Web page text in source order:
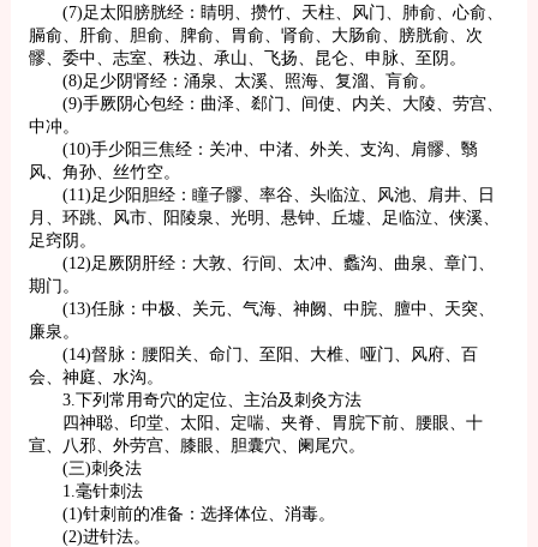
(7)足太阳膀胱经：睛明、攒竹、天柱、风门、肺俞、心俞、
膈俞、肝俞、胆俞、脾俞、胃俞、肾俞、大肠俞、膀胱俞、次
髎、委中、志室、秩边、承山、飞扬、昆仑、申脉、至阴。
(8)足少阴肾经：涌泉、太溪、照海、复溜、肓俞。
(9)手厥阴心包经：曲泽、郄门、间使、内关、大陵、劳宫、
中冲。
(10)手少阳三焦经：关冲、中渚、外关、支沟、肩髎、翳
风、角孙、丝竹空。
(11)足少阳胆经：瞳子髎、率谷、头临泣、风池、肩井、日
月、环跳、风市、阳陵泉、光明、悬钟、丘墟、足临泣、侠溪、
足窍阴。
(12)足厥阴肝经：大敦、行间、太冲、蠡沟、曲泉、章门、
期门。
(13)任脉：中极、关元、气海、神阙、中脘、膻中、天突、
廉泉。
(14)督脉：腰阳关、命门、至阳、大椎、哑门、风府、百
会、神庭、水沟。
3.下列常用奇穴的定位、主治及刺灸方法
四神聪、印堂、太阳、定喘、夹脊、胃脘下前、腰眼、十
宣、八邪、外劳宫、膝眼、胆囊穴、阑尾穴。
(三)刺灸法
1.毫针刺法
(1)针刺前的准备：选择体位、消毒。
(2)进针法。